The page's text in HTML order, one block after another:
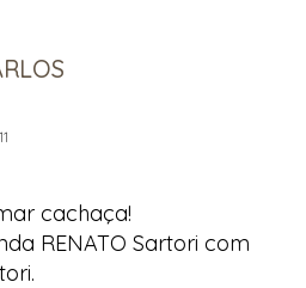
cachaça!
RENATO Sartori com